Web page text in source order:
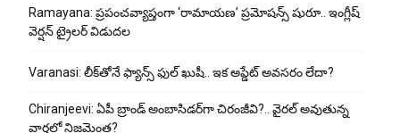
Ramayana: ప్రపంచవ్యాప్తంగా ‘రామాయణ’ ప్రమోషన్స్ షురూ.. ఇంగ్లీష్
వెర్షన్ ట్రైలర్ విడుదల
Varanasi: లీక్‌తోనే ఫ్యాన్స్ ఫుల్ ఖుషీ.. ఇక అప్డేట్ అవసరం లేదా?
Chiranjeevi: ఏపీ బ్రాండ్ అంబాసిడర్‌గా చిరంజీవి?.. వైరల్ అవుతున్న
వార్తల్లో నిజమెంత?